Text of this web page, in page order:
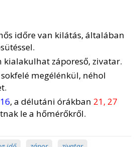
időre van kilátás, általában
kialakulhat záporeső, zivatar.
sokfelé megélénkül, néhol
, a délutáni órákban 21, 27
le a hőmérőkről.